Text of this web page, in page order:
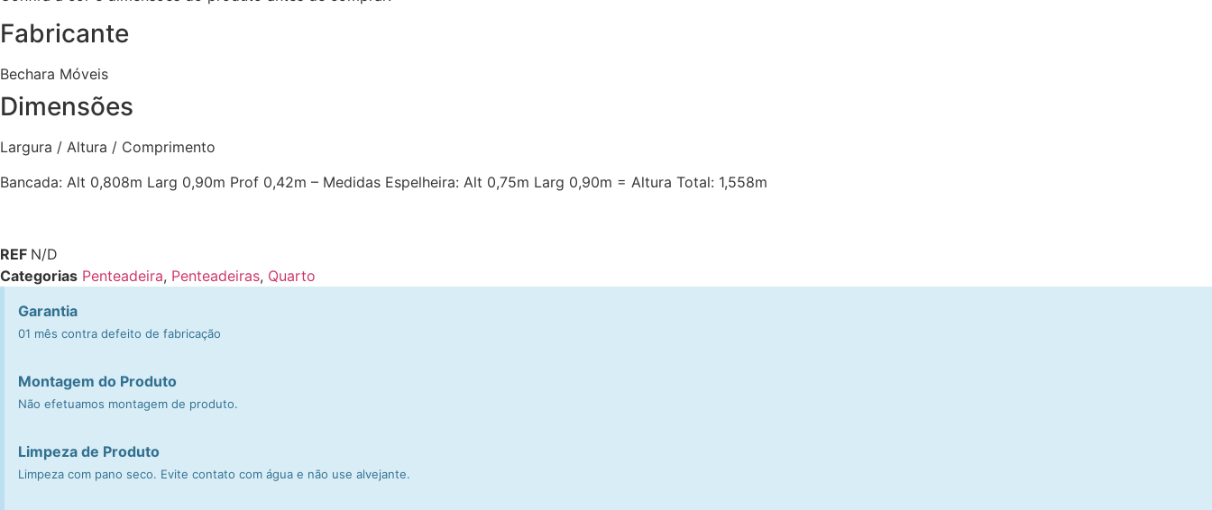
Fabricante
Bechara Móveis
Dimensões
Largura / Altura / Comprimento
Bancada: Alt 0,808m Larg 0,90m Prof 0,42m – Medidas Espelheira: Alt 0,75m Larg 0,90m = Altura Total: 1,558m
REF N/D
Categorias Penteadeira, Penteadeiras, Quarto
Garantia
01 mês contra defeito de fabricação
Montagem do Produto
Não efetuamos montagem de produto.
Limpeza de Produto
Limpeza com pano seco. Evite contato com água e não use alvejante.